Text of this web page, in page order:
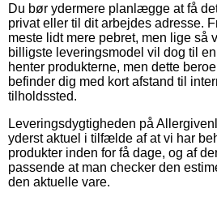
Du bør ydermere planlægge at få
privat eller til dit arbejdes adresse.
meste lidt mere pebret, men lige så
billigste leveringsmodel vil dog til
henter produkterne, men dette
befinder dig med kort afstand til
tilholdssted.
Leveringsdygtigheden på
yderst aktuel i tilfælde af at vi har
produkter inden for få dage, og af
passende at man checker den
den aktuelle vare.